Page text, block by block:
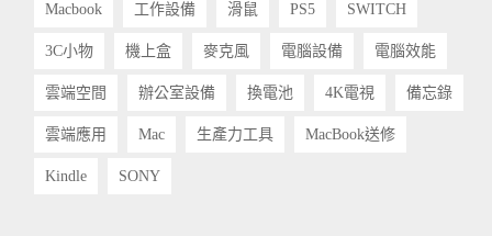
Macbook 工作設備 滑鼠 PS5 SWITCH
3C小物 機上盒 麥克風 電腦設備 電腦效能
雲端空間 辦公室設備 換電池 4K電視 備忘錄
雲端應用 Mac 生產力工具 MacBook送修
Kindle SONY